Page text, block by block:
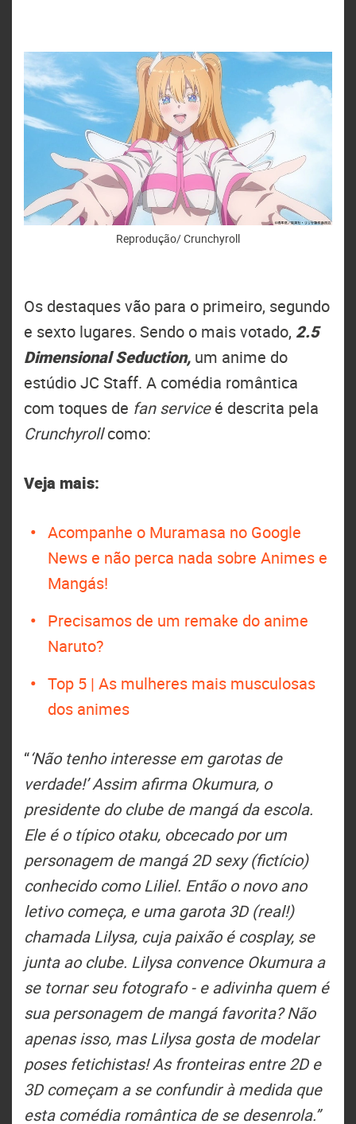
Reprodução/ Crunchyroll
Os destaques vão para o primeiro, segundo
e sexto lugares. Sendo o mais votado, 2.5
Dimensional Seduction, um anime do
estúdio JC Staff. A comédia romântica
com toques de fan serviceé descrita pela
Crunchyrollcomo:
Veja mais:
Acompanhe o Muramasa no Google
News e não perca nada sobre Animes e
Mangás!
Precisamos de um remake do anime
Naruto?
Top 5 | As mulheres mais musculosas
dos animes
“‘Não tenho interesse em garotas de
verdade!’ Assim afirma Okumura, o
presidente do clube de mangá da escola.
Ele é o típico otaku, obcecado por um
personagem de mangá 2D sexy (fictício)
conhecido como Liliel. Então o novo ano
letivo começa, e uma garota 3D (real!)
chamada Lilysa, cuja paixão é cosplay, se
junta ao clube. Lilysa convence Okumura a
se tornar seu fotografo - e adivinha quem é
sua personagem de mangá favorita? Não
apenas isso, mas Lilysa gosta de modelar
poses fetichistas! As fronteiras entre 2D e
3D começam a se confundir à medida que
esta comédia romântica de se desenrola.”